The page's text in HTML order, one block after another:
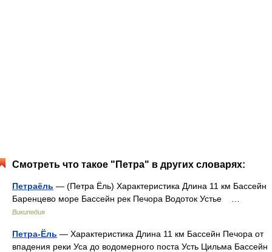
Смотреть что такое "Петра" в других словарях:
Петраёль — (Петра Ёль) Характеристика Длина 11 км Бассейн
Баренцево море Бассейн рек Печора Водоток Устье …
Википедия
Петра-Ёль — Характеристика Длина 11 км Бассейн Печора от
впадения реки Уса до водомерного поста Усть Цильма Бассейн